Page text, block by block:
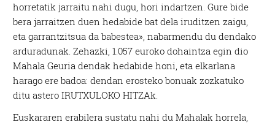
horretatik jarraitu nahi dugu, hori indartzen. Gure bide
bera jarraitzen duen hedabide bat dela iruditzen zaigu,
eta garrantzitsua da babestea», nabarmendu du dendako
arduradunak. Zehazki, 1.057 euroko dohaintza egin dio
Mahala Geuria dendak hedabide honi, eta elkarlana
harago ere badoa: dendan erosteko bonuak zozkatuko
ditu astero IRUTXULOKO HITZAk.
Euskararen erabilera sustatu nahi du Mahalak horrela,